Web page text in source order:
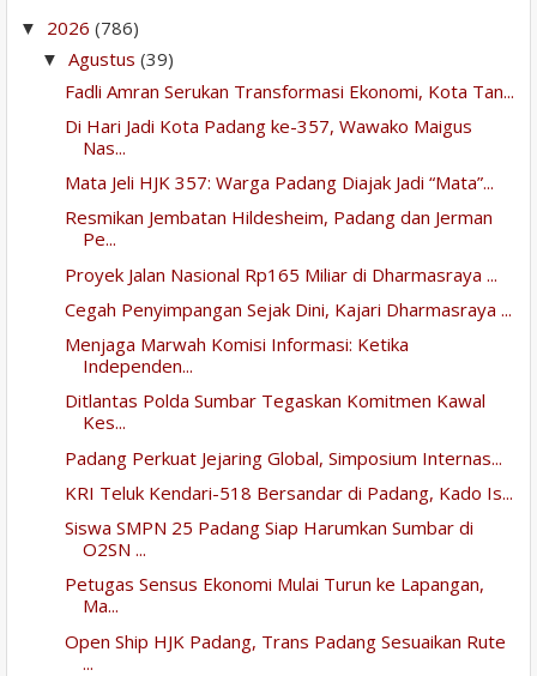
▼ 2026 (786)
▼ Agustus (39)
Fadli Amran Serukan Transformasi Ekonomi, Kota Tan...
Di Hari Jadi Kota Padang ke-357, Wawako Maigus
Nas...
Mata Jeli HJK 357: Warga Padang Diajak Jadi “Mata”...
Resmikan Jembatan Hildesheim, Padang dan Jerman
Pe...
Proyek Jalan Nasional Rp165 Miliar di Dharmasraya ...
Cegah Penyimpangan Sejak Dini, Kajari Dharmasraya ...
Menjaga Marwah Komisi Informasi: Ketika
Independen...
Ditlantas Polda Sumbar Tegaskan Komitmen Kawal
Kes...
Padang Perkuat Jejaring Global, Simposium Internas...
KRI Teluk Kendari-518 Bersandar di Padang, Kado Is...
Siswa SMPN 25 Padang Siap Harumkan Sumbar di
O2SN ...
Petugas Sensus Ekonomi Mulai Turun ke Lapangan,
Ma...
Open Ship HJK Padang, Trans Padang Sesuaikan Rute
...